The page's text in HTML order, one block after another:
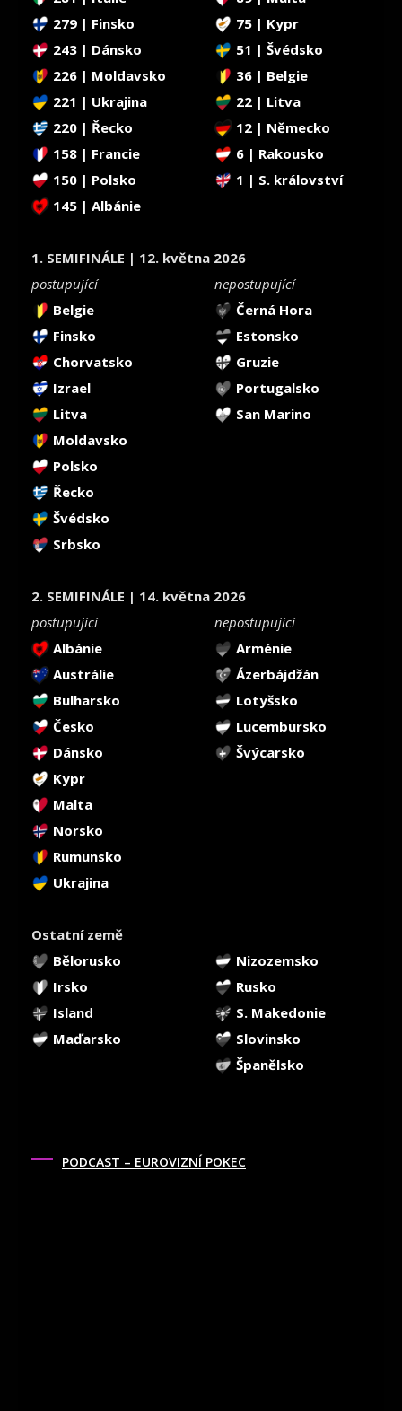
279 | Finsko
75 | Kypr
243 | Dánsko
51 | Švédsko
226 | Moldavsko
36 | Belgie
221 | Ukrajina
22 | Litva
220 | Řecko
12 | Německo
158 | Francie
6 | Rakousko
150 | Polsko
1 | S. království
145 | Albánie
1. SEMIFINÁLE | 12. května 2026
postupující
nepostupující
Belgie
Černá Hora
Finsko
Estonsko
Chorvatsko
Gruzie
Izrael
Portugalsko
Litva
San Marino
Moldavsko
Polsko
Řecko
Švédsko
Srbsko
2. SEMIFINÁLE | 14. května 2026
postupující
nepostupující
Albánie
Arménie
Austrálie
Ázerbájdžán
Bulharsko
Lotyšsko
Česko
Lucembursko
Dánsko
Švýcarsko
Kypr
Malta
Norsko
Rumunsko
Ukrajina
Ostatní země
Bělorusko
Nizozemsko
Irsko
Rusko
Island
S. Makedonie
Maďarsko
Slovinsko
Španělsko
PODCAST – EUROVIZNÍ POKEC